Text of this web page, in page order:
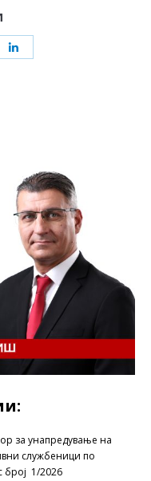
за унапредување на
службеници по
број 1/2026